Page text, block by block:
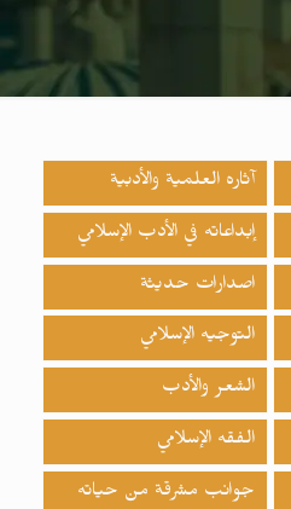
آثاره العلمية والأدبية
إبداعاته في الأدب الإسلامي
اصدارات حدیثة
التوجيه الإسلامي
الشعر والأدب
الفقه الإسلامي
جوانب مشرقة من حياته